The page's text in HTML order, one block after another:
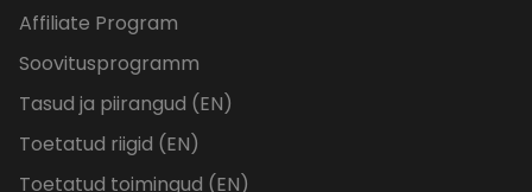
Affiliate Program
Soovitusprogramm
Tasud ja piirangud (EN)
Toetatud riigid (EN)
Toetatud toimingud (EN)